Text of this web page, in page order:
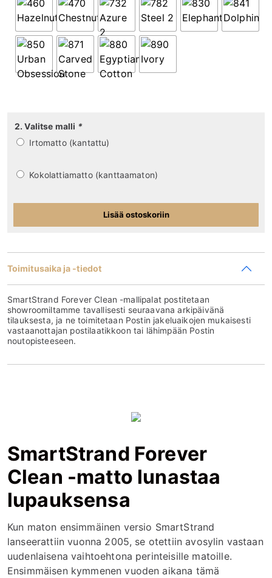
2. Valitse malli *
Irtomatto (kantattu)
Kokolattiamatto (kanttaamaton)
Lisää ostoskoriin
Toimitusaika ja -tiedot
SmartStrand Forever Clean -mallipalat postitetaan
showroomiltamme tavallisesti seuraavana arkipäivänä
tilauksesta, ja ne toimitetaan Postin jakeluaikojen mukaisesti
vastaanottajan postilaatikkoon tai lähimpään Postin
noutopisteeseen.
SmartStrand Forever
Clean -matto lunastaa
lupauksensa
Kun maton ensimmäinen versio SmartStrand
lanseerattiin vuonna 2005, se otettiin avosylin vastaan
uudenlaisena vaihtoehtona perinteisille matoille.
Ensimmäisen kymmenen vuoden aikana tämä